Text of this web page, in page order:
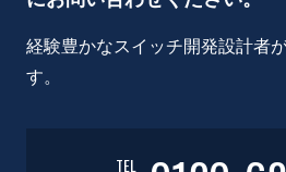
経験豊かなスイッチ開発設計者
す。
TEL